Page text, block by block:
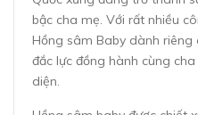
bậc cha mẹ. Với rất nhiều
Hồng sâm Baby dành
đắc lực đồng hành cùng
diện.